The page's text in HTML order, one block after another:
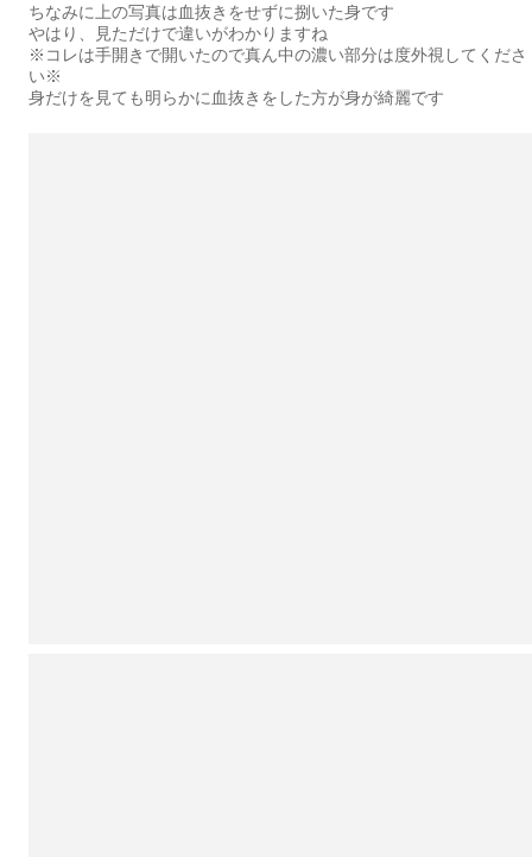
ちなみに上の写真は血抜きをせずに捌いた身です
やはり、見ただけで違いがわかりますね
※コレは手開きで開いたので真ん中の濃い部分は度外視してくださ
い※
身だけを見ても明らかに血抜きをした方が身が綺麗です